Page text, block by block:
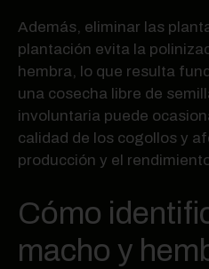
Además, eliminar las
plantación evita la
hembra, lo que resulta
una cosecha libre de
involuntaria puede
calidad de los cogollos y
producción y el
Cómo
macho y